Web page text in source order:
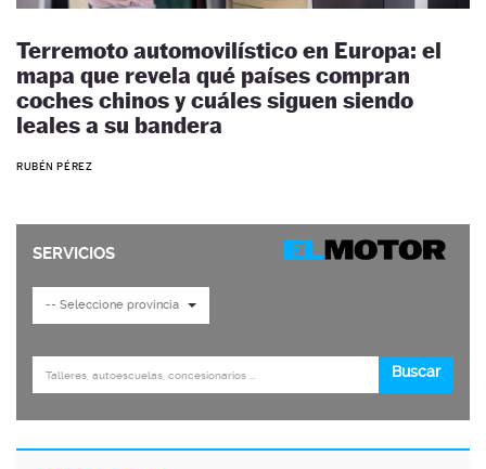
Terremoto automovilístico en Europa: el
mapa que revela qué países compran
coches chinos y cuáles siguen siendo
leales a su bandera
RUBÉN PÉREZ